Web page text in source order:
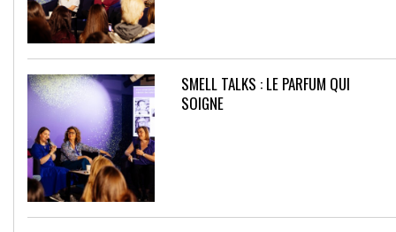
SMELL TALKS : LE PARFUM QUI
SOIGNE